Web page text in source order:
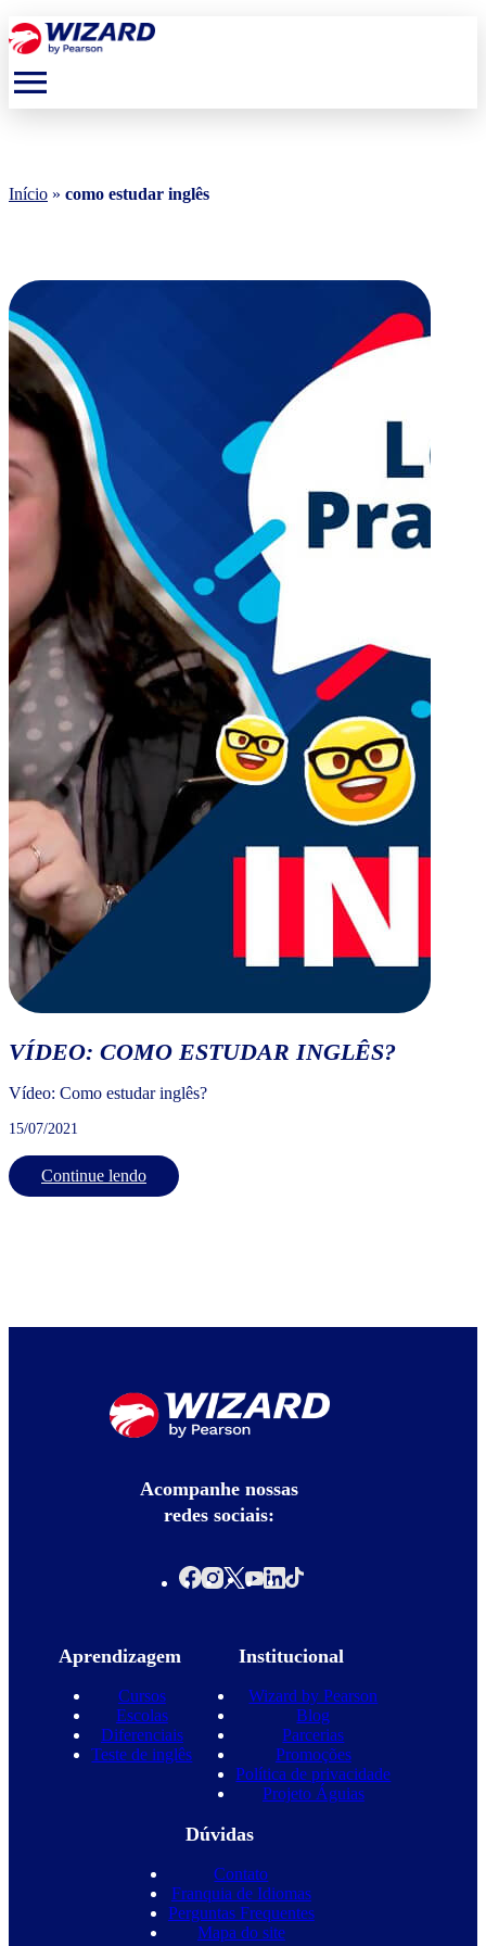
menu
Início » como estudar inglês
VÍDEO: COMO ESTUDAR INGLÊS?
Vídeo: Como estudar inglês?
15/07/2021
Continue lendo
Acompanhe nossas
redes sociais:
Aprendizagem
Cursos
Escolas
Diferenciais
Teste de inglês
Institucional
Wizard by Pearson
Blog
Parcerias
Promoções
Política de privacidade
Projeto Águias
Dúvidas
Contato
Franquia de Idiomas
Perguntas Frequentes
Mapa do site